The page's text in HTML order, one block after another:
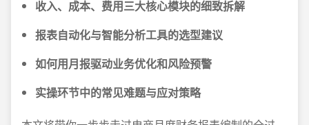
收入、成本、费用三大核心模块的细致拆解
报表自动化与智能分析工具的选型建议
如何用月报驱动业务优化和风险预警
实操环节中的常见难题与应对策略